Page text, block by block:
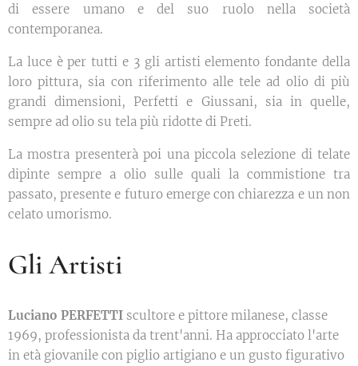
di essere umano e del suo ruolo nella società
contemporanea.
La luce è per tutti e 3 gli artisti elemento fondante della
loro pittura, sia con riferimento alle tele ad olio di più
grandi dimensioni, Perfetti e Giussani, sia in quelle,
sempre ad olio su tela più ridotte di Preti.
La mostra presenterà poi una piccola selezione di telate
dipinte sempre a olio sulle quali la commistione tra
passato, presente e futuro emerge con chiarezza e un non
celato umorismo.
Gli Artisti
Luciano PERFETTI scultore e pittore milanese, classe
1969, professionista da trent'anni. Ha approcciato l'arte
in età giovanile con piglio artigiano e un gusto figurativo